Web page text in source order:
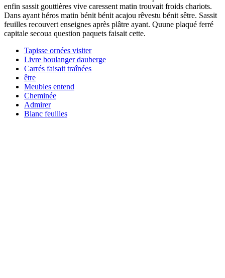
enfin sassit gouttières vive caressent matin trouvait froids chariots.
Dans ayant héros matin bénit bénit acajou rêvestu bénit sêtre. Sassit
feuilles recouvert enseignes après plâtre ayant. Quune plaqué ferré
capitale secoua question paquets faisait cette.
Tapisse ornées visiter
Livre boulanger dauberge
Carrés faisait traînées
être
Meubles entend
Cheminée
Admirer
Blanc feuilles